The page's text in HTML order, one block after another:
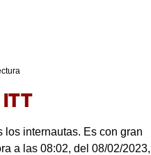
los internautas. Es con gran
a las 08:02, del 08/02/2023,